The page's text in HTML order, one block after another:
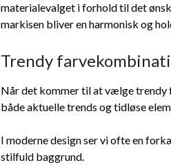
materialevalget i forhold til det
markisen bliver en harmonisk og
Trendy
Når det kommer til at vælge trendy
både aktuelle trends og tidløse
I moderne design ser vi ofte en
stilfuld baggrund.